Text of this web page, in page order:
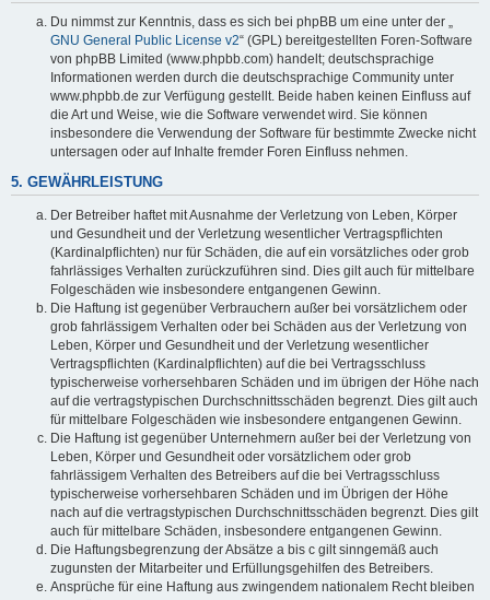
Du nimmst zur Kenntnis, dass es sich bei phpBB um eine unter der „
GNU General Public License v2“ (GPL) bereitgestellten Foren-Software
von phpBB Limited (www.phpbb.com) handelt; deutschsprachige
Informationen werden durch die deutschsprachige Community unter
www.phpbb.de zur Verfügung gestellt. Beide haben keinen Einfluss auf
die Art und Weise, wie die Software verwendet wird. Sie können
insbesondere die Verwendung der Software für bestimmte Zwecke nicht
untersagen oder auf Inhalte fremder Foren Einfluss nehmen.
5. GEWÄHRLEISTUNG
Der Betreiber haftet mit Ausnahme der Verletzung von Leben, Körper
und Gesundheit und der Verletzung wesentlicher Vertragspflichten
(Kardinalpflichten) nur für Schäden, die auf ein vorsätzliches oder grob
fahrlässiges Verhalten zurückzuführen sind. Dies gilt auch für mittelbare
Folgeschäden wie insbesondere entgangenen Gewinn.
Die Haftung ist gegenüber Verbrauchern außer bei vorsätzlichem oder
grob fahrlässigem Verhalten oder bei Schäden aus der Verletzung von
Leben, Körper und Gesundheit und der Verletzung wesentlicher
Vertragspflichten (Kardinalpflichten) auf die bei Vertragsschluss
typischerweise vorhersehbaren Schäden und im übrigen der Höhe nach
auf die vertragstypischen Durchschnittsschäden begrenzt. Dies gilt auch
für mittelbare Folgeschäden wie insbesondere entgangenen Gewinn.
Die Haftung ist gegenüber Unternehmern außer bei der Verletzung von
Leben, Körper und Gesundheit oder vorsätzlichem oder grob
fahrlässigem Verhalten des Betreibers auf die bei Vertragsschluss
typischerweise vorhersehbaren Schäden und im Übrigen der Höhe
nach auf die vertragstypischen Durchschnittsschäden begrenzt. Dies gilt
auch für mittelbare Schäden, insbesondere entgangenen Gewinn.
Die Haftungsbegrenzung der Absätze a bis c gilt sinngemäß auch
zugunsten der Mitarbeiter und Erfüllungsgehilfen des Betreibers.
Ansprüche für eine Haftung aus zwingendem nationalem Recht bleiben